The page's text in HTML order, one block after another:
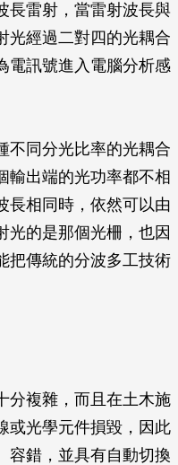
長雷射，當雷射波長與
光經過二對四的光耦合
電訊號進入電腦分析感
不同分光比率的光耦合
輸出端的光功率都不相
長相同時，依然可以由
光的是那個光柵，也因
把傳統的分波多工技術
分複雜，而且在土木施
或光學元件損毀，因此
容錯，並具有自動切換